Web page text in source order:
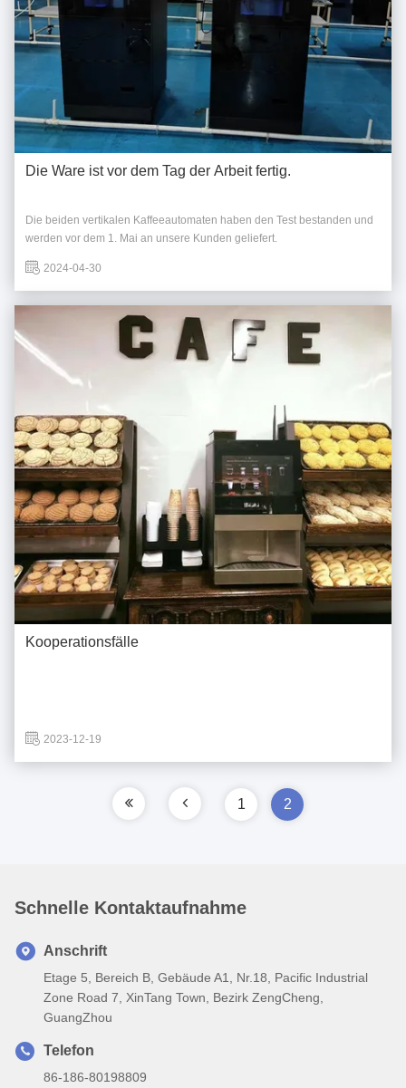
Die Ware ist vor dem Tag der Arbeit fertig.
Die beiden vertikalen Kaffeeautomaten haben den Test bestanden und
werden vor dem 1. Mai an unsere Kunden geliefert.
2024-04-30
Kooperationsfälle
2023-12-19
1 2
Schnelle Kontaktaufnahme
Anschrift
Etage 5, Bereich B, Gebäude A1, Nr.18, Pacific Industrial
Zone Road 7, XinTang Town, Bezirk ZengCheng,
GuangZhou
Telefon
86-186-80198809